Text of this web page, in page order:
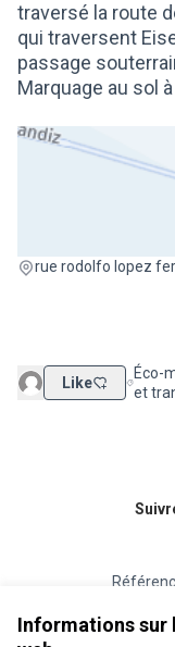
Informations sur
traversé la route
qui traversent
passage
Marquage au sol
rue rodolfo lopez
(Lien externe)
Like Filtrer
Éco-
et